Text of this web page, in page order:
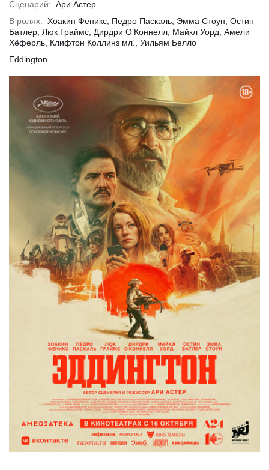
Сценарий: Ари Астер
В ролях: Хоакин Феникс, Педро Паскаль, Эмма Стоун, Остин
Батлер, Люк Граймс, Дирдри О’Коннелл, Майкл Уорд, Амели
Хёферль, Клифтон Коллинз мл., Уильям Белло
Eddington